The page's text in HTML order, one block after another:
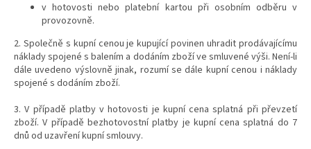
v hotovosti nebo platební kartou při osobním odběru v
provozovně.
2. Společně s kupní cenou je kupující povinen uhradit prodávajícímu
náklady spojené s balením a dodáním zboží ve smluvené výši. Není-li
dále uvedeno výslovně jinak, rozumí se dále kupní cenou i náklady
spojené s dodáním zboží.
3. V případě platby v hotovosti je kupní cena splatná při převzetí
zboží. V případě bezhotovostní platby je kupní cena splatná do 7
dnů od uzavření kupní smlouvy.